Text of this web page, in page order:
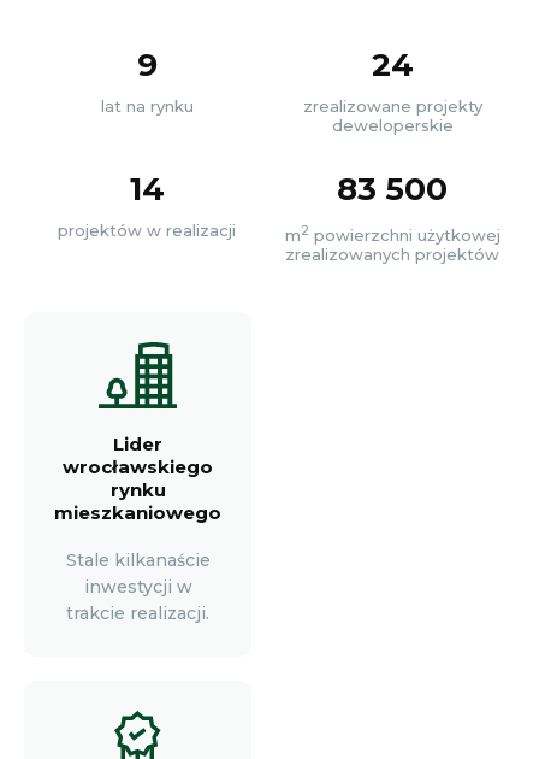
9
lat na rynku
24
zrealizowane projekty
deweloperskie
14
projektów w realizacji
83 500
m2powierzchni użytkowej
zrealizowanych projektów
Lider
wrocławskiego
rynku
mieszkaniowego
Stale kilkanaście
inwestycji w
trakcie realizacji.